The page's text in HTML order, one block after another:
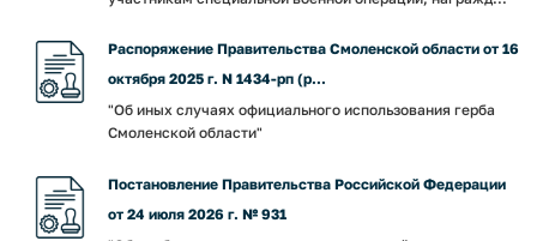
Распоряжение Правительства Смоленской области от 16
октября 2025 г. N 1434-рп (р...
"Об иных случаях официального использования герба
Смоленской области"
Постановление Правительства Российской Федерации
от 24 июля 2026 г. № 931